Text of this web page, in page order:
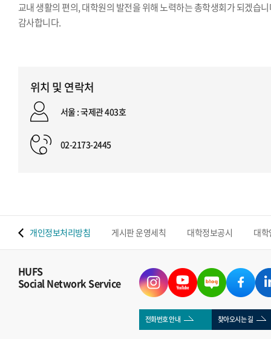
교내 생활의 편의, 대학원의 발전을 위해 노력하는 총학생회가 되겠습
감사합니다.
위치 및 연락처
서울 : 국제관 403호
02-2173-2445
개인정보처리방침 게시판 운영세칙 대학정보공시 대
HUFS
Social Network Service
전화번호 안내 찾아오시는 길